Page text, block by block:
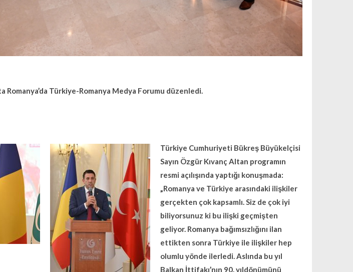
Romanya’da Türkiye-Romanya Medya Forumu düzenledi.
Türkiye Cumhuriyeti Bükreş Büyükelçisi
Sayın Özgür Kıvanç Altan programın
resmi açılışında yaptığı konuşmada:
„Romanya ve Türkiye arasındaki ilişkiler
gerçekten çok kapsamlı. Siz de çok iyi
biliyorsunuz ki bu ilişki geçmişten
geliyor. Romanya bağımsızlığını ilan
ettikten sonra Türkiye ile ilişkiler hep
olumlu yönde ilerledi. Aslında bu yıl
Balkan İttifakı’nın 90. yıldönümünü